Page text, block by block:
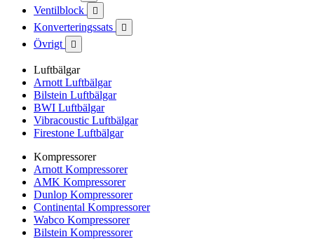
Ventilblock 
Konverteringssats 
Övrigt 
Luftbälgar
Arnott Luftbälgar
Bilstein Luftbälgar
BWI Luftbälgar
Vibracoustic Luftbälgar
Firestone Luftbälgar
Kompressorer
Arnott Kompressorer
AMK Kompressorer
Dunlop Kompressorer
Continental Kompressorer
Wabco Kompressorer
Bilstein Kompressorer